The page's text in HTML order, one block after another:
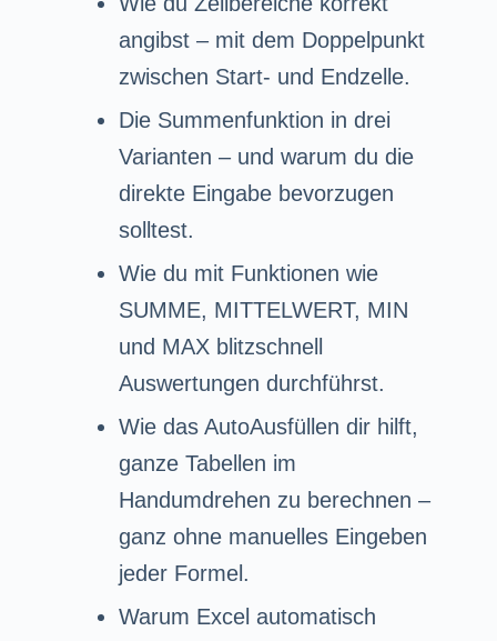
angibst – mit dem Doppelpunkt
zwischen Start- und Endzelle.
Die Summenfunktion in drei
Varianten – und warum du die
direkte Eingabe bevorzugen
solltest.
Wie du mit Funktionen wie
SUMME, MITTELWERT, MIN
und MAX blitzschnell
Auswertungen durchführst.
Wie das AutoAusfüllen dir hilft,
ganze Tabellen im
Handumdrehen zu berechnen –
ganz ohne manuelles Eingeben
jeder Formel.
Warum Excel automatisch